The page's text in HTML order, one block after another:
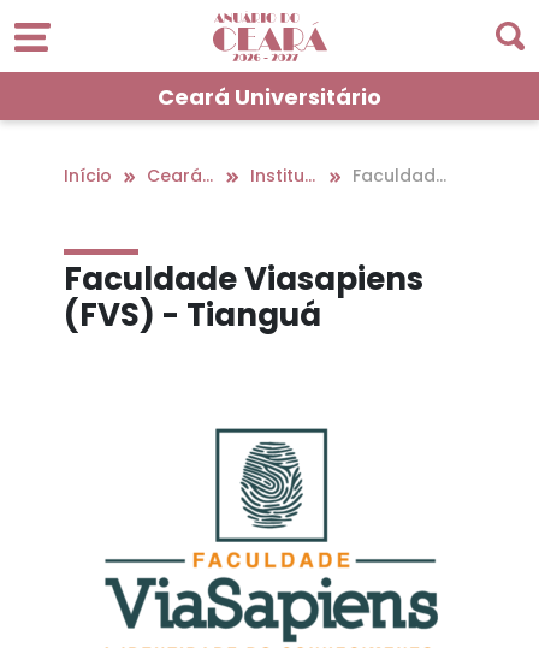
Ceará Universitário
Início Ceará Universitário Instituições De Ensino Superior No Interior
Faculdade
Faculdade Viasapiens
(FVS) - Tianguá